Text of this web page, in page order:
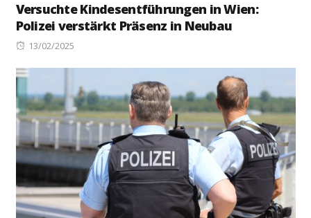
Versuchte Kindesentführungen in Wien:
Polizei verstärkt Präsenz in Neubau
Posted
13/02/2025